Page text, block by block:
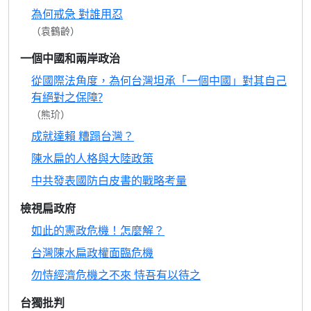
為何戒急 對誰用忍
（袁鶴齡）
一個中國和兩岸政治
從國際法角度，為何台灣坦承「一個中國」對其自己
有絕對之保障?
（熊玠）
成就達賴 糟蹋台灣？
陳水扁的人格與大陸政策
中共發表國防白皮書的戰略考量
檢視扁政府
如此的憲政危機！怎麼解？
台灣陳水扁政權面臨危機
勿恃經濟危機之不來 恃吾有以待之
台獨批判